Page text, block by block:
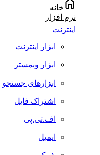
خانه
نرم افزار
اینترنت
ابزار اینترنت
ابزار وبمستر
ابزارهای جستجو
اشتراک فایل
اف.تی.پی
ایمیل